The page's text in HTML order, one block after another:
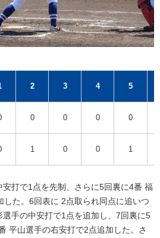
2 3 4 5
0 0 0 0
1 0 0 1
打で1点を先制、さらに5回裏に4番 福
した。6回表に 2点取られ同点に追いつ
手の中安打で1点を追加し、7回裏に5
平山選手の右安打で2点追加した。さ